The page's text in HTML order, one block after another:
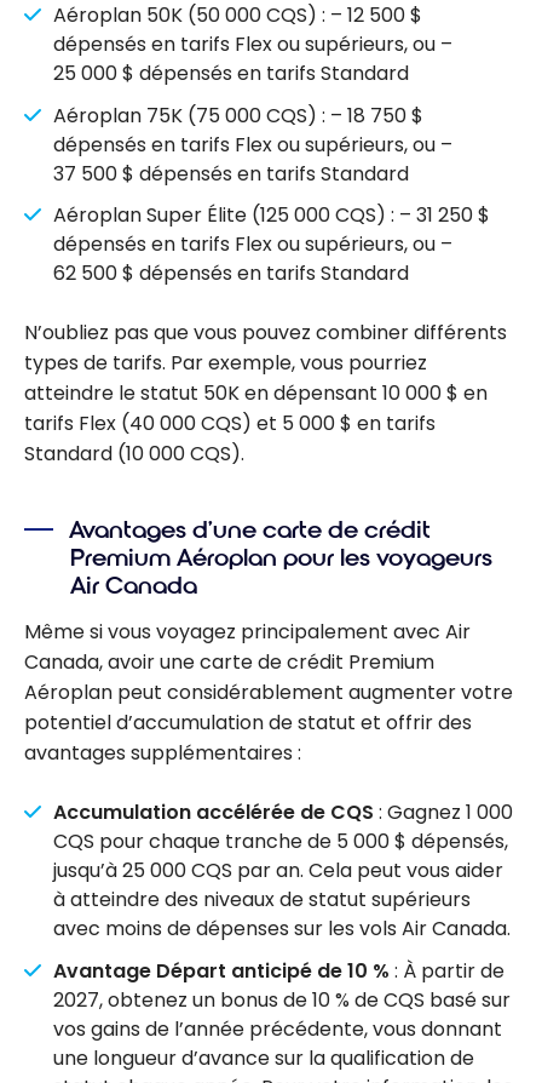
Aéroplan 50K (50 000 CQS) : – 12 500 $
dépensés en tarifs Flex ou supérieurs, ou –
25 000 $ dépensés en tarifs Standard
Aéroplan 75K (75 000 CQS) : – 18 750 $
dépensés en tarifs Flex ou supérieurs, ou –
37 500 $ dépensés en tarifs Standard
Aéroplan Super Élite (125 000 CQS) : – 31 250 $
dépensés en tarifs Flex ou supérieurs, ou –
62 500 $ dépensés en tarifs Standard
N’oubliez pas que vous pouvez combiner différents
types de tarifs. Par exemple, vous pourriez
atteindre le statut 50K en dépensant 10 000 $ en
tarifs Flex (40 000 CQS) et 5 000 $ en tarifs
Standard (10 000 CQS).
Avantages d’une carte de crédit
Premium Aéroplan pour les voyageurs
Air Canada
Même si vous voyagez principalement avec Air
Canada, avoir une carte de crédit Premium
Aéroplan peut considérablement augmenter votre
potentiel d’accumulation de statut et offrir des
avantages supplémentaires :
Accumulation accélérée de CQS : Gagnez 1 000
CQS pour chaque tranche de 5 000 $ dépensés,
jusqu’à 25 000 CQS par an. Cela peut vous aider
à atteindre des niveaux de statut supérieurs
avec moins de dépenses sur les vols Air Canada.
Avantage Départ anticipé de 10 % : À partir de
2027, obtenez un bonus de 10 % de CQS basé sur
vos gains de l’année précédente, vous donnant
une longueur d’avance sur la qualification de